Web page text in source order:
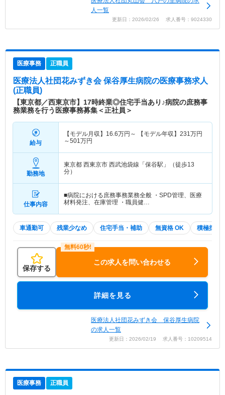
人一覧
更新日：2026/02/26 求人番号：9024330
医療事務 正職員
医療法人社団花みずき会 保谷厚生病院の医療事務求人
(正職員)
【東京都／西東京市】17時終業◎住宅手当あり♪病院の庶務事
務業務を行う医療事務募集＜正社員＞
給与
【モデル月収】 16.6万円～ 【モデル年収】 231万円
～501万円
勤務地
東京都 西東京市 西武池袋線「保谷駅」（徒歩13
分）
仕事内容
■病院における庶務事務業務全般 ・SPD管理、医療
材料発注、在庫管理 ・職員健…
車通勤可 残業少なめ 住宅手当・補助 無資格 OK 積極採用
保存する
この求人を問い合わせる
詳細を見る
医療法人社団花みずき会 保谷厚生病院
の求人一覧
更新日：2026/02/19 求人番号：10209514
医療事務 正職員